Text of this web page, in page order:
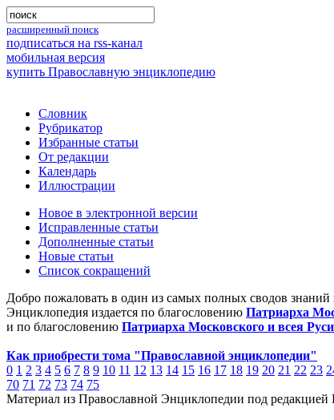
расширенный поиск
подписаться на rss-канал
мобильная версия
купить Православную энциклопедию
Словник
Рубрикатор
Избранные статьи
От редакции
Календарь
Иллюстрации
Новое в электронной версии
Исправленные статьи
Дополненные статьи
Новые статьи
Список сокращений
Добро пожаловать в один из самых полных сводов
Энциклопедия издается по благословению Патриарха
и по благословению Патриарха Московского и всея
Как приобрести тома "Православной энциклопедии"
0 1 2 3 4 5 6 7 8 9 10 11 12 13 14 15 16 17 18 19 20 21 22 23
70 71 72 73 74 75
Материал из Православной Энциклопедии под редакцией